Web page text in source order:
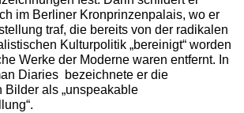
im Berliner Kronprinzenpalais, wo er
traf, die bereits von der radikalen
Kulturpolitik „bereinigt“ worden
Werke der Moderne waren entfernt. In
Diaries bezeichnete er die
Bilder als „unspeakable